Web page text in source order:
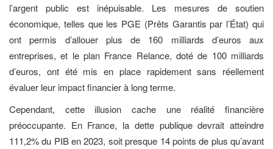
l’argent public est inépuisable. Les mesures de soutien
économique, telles que les PGE (Prêts Garantis par l’État) qui
ont permis d’allouer plus de 160 milliards d’euros aux
entreprises, et le plan France Relance, doté de 100 milliards
d’euros, ont été mis en place rapidement sans réellement
évaluer leur impact financier à long terme.
Cependant, cette illusion cache une réalité financière
préoccupante. En France, la dette publique devrait atteindre
111,2% du PIB en 2023, soit presque 14 points de plus qu’avant